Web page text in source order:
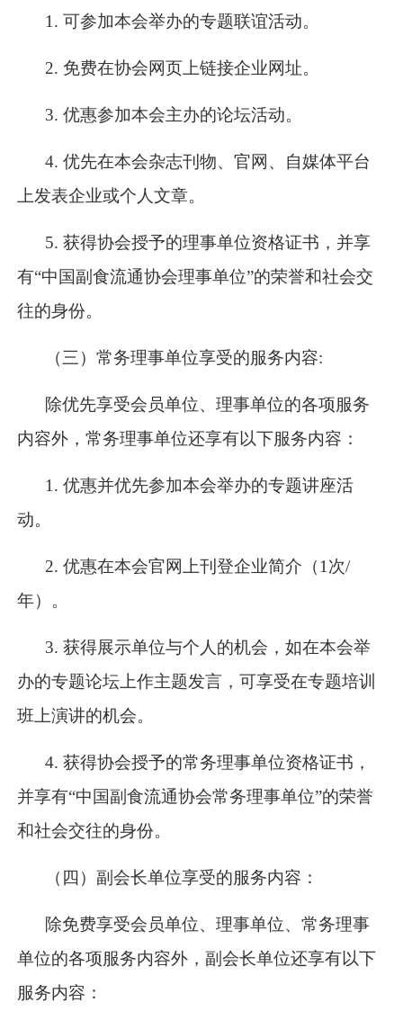
1. 可参加本会举办的专题联谊活动。
2. 免费在协会网页上链接企业网址。
3. 优惠参加本会主办的论坛活动。
4. 优先在本会杂志刊物、官网、自媒体平台
上发表企业或个人文章。
5. 获得协会授予的理事单位资格证书，并享
有“中国副食流通协会理事单位”的荣誉和社会交
往的身份。
（三）常务理事单位享受的服务内容:
除优先享受会员单位、理事单位的各项服务
内容外，常务理事单位还享有以下服务内容：
1. 优惠并优先参加本会举办的专题讲座活
动。
2. 优惠在本会官网上刊登企业简介（1次/
年）。
3. 获得展示单位与个人的机会，如在本会举
办的专题论坛上作主题发言，可享受在专题培训
班上演讲的机会。
4. 获得协会授予的常务理事单位资格证书，
并享有“中国副食流通协会常务理事单位”的荣誉
和社会交往的身份。
（四）副会长单位享受的服务内容：
除免费享受会员单位、理事单位、常务理事
单位的各项服务内容外，副会长单位还享有以下
服务内容：